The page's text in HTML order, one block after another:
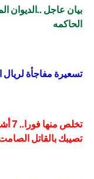
بيان عاجل ..الديوان
الحاكمه
تسعيرة مفاجأة لريال
تصيبك بالقاتل